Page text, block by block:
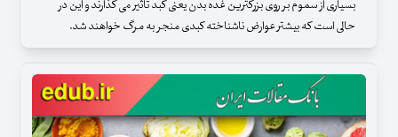
بسیاری از سموم بر روی بزرگترین غده بدن یعنی کبد تاثیر می گذارند و این در
حالی است که بیشتر عوارض ناشناخته کبدی منجر به مرگ خواهند شد.